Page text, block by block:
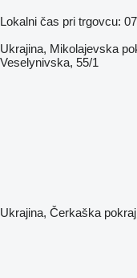
Lokalni čas pri trgovcu:
Ukrajina, Mikolajevska
Veselynivska, 55/1
Ukrajina, Čerkaška